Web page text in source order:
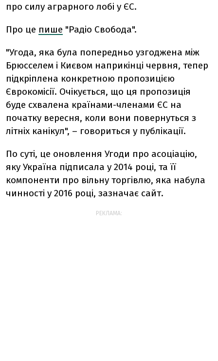
про силу аграрного лобі у ЄС.
Про це пише "Радіо Свобода".
"Угода, яка була попередньо узгоджена між
Брюсселем і Києвом наприкінці червня, тепер
підкріплена конкретною пропозицією
Єврокомісії. Очікується, що ця пропозиція
буде схвалена країнами-членами ЄС на
початку вересня, коли вони повернуться з
літніх канікул", – говориться у публікації.
По суті, це оновлення Угоди про асоціацію,
яку Україна підписала у 2014 році, та її
компоненти про вільну торгівлю, яка набула
чинності у 2016 році, зазначає сайт.
РЕКЛАМА: